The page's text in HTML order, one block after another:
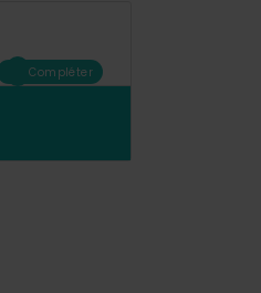
Compléter